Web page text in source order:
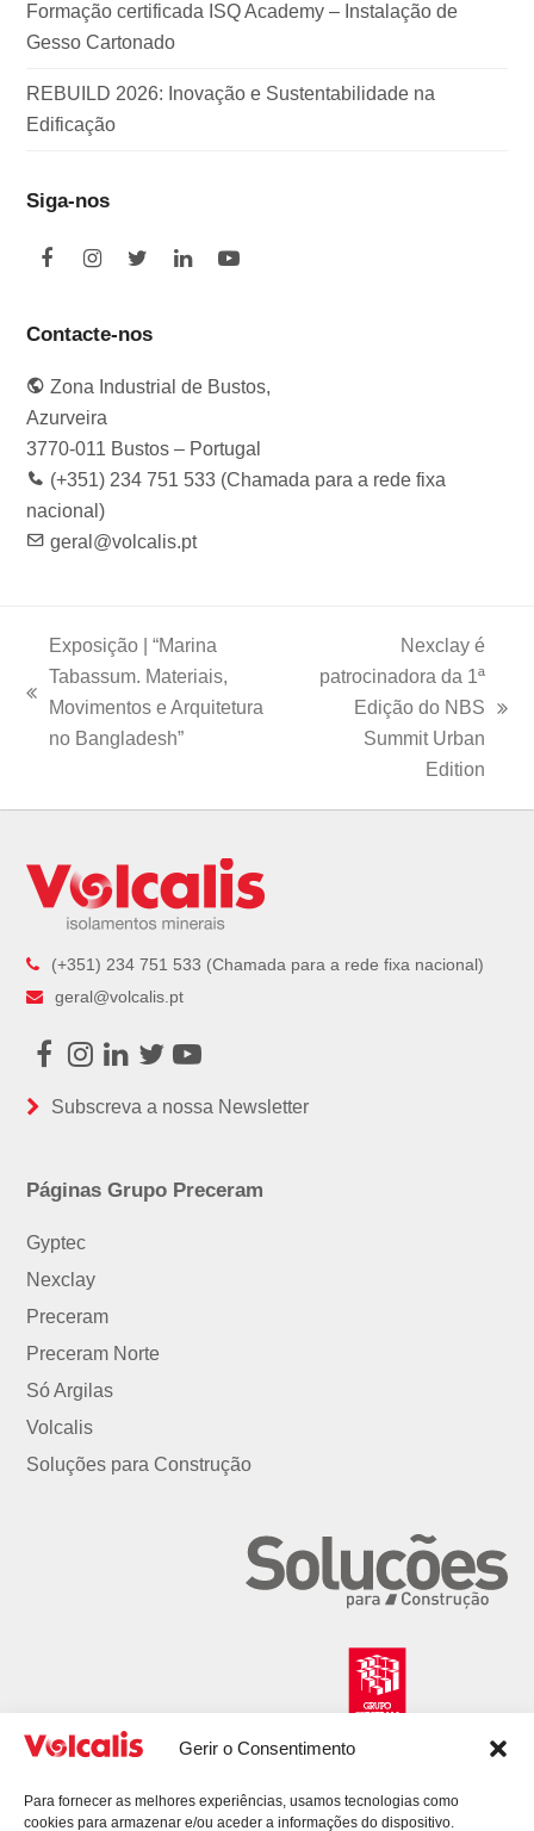
Gerir o Consentimento
Para fornecer as melhores experiências, usamos tecnologias como
cookies para armazenar e/ou aceder a informações do dispositivo.
Formação certificada ISQ Academy – Instalação de
Gesso Cartonado
REBUILD 2026: Inovação e Sustentabilidade na
Edificação
Siga-nos
F
e
o
o
k
I
t
g
r
a
m
T
t
e
r
L
d
I
Y
e
Contacte-nos
Zona Industrial de Bustos,
Azurveira
3770-011 Bustos – Portugal
(+351) 234 751 533 (Chamada para a rede fixa
nacional)
geral@volcalis.pt
previous
post:
Exposição | “Marina
Tabassum. Materiais,
Movimentos e Arquitetura
no Bangladesh”
Nexclay é
patrocinadora da 1ª
Edição do NBS
Summit Urban
Edition
(+351) 234 751 533 (Chamada para a rede fixa nacional)
geral@volcalis.pt
Facebook
Instagram
LinkedIn
TwitterYoutube
Subscreva a nossa Newsletter
Páginas Grupo Preceram
Gyptec
Nexclay
Preceram
Preceram Norte
Só Argilas
Volcalis
Soluções para Construção